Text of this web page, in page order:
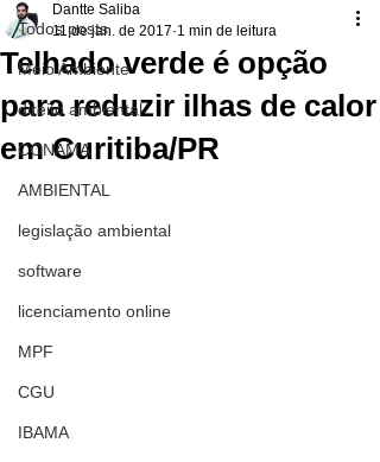
Todos posts
Meio Ambiente
direito ambiental
CONAMA
AMBIENTAL
legislação ambiental
software
licenciamento online
MPF
CGU
IBAMA
Telhado verde é opção
para reduzir ilhas de calor
em Curitiba/PR
Dantte Saliba
11 de jan. de 2017 1 min de leitura